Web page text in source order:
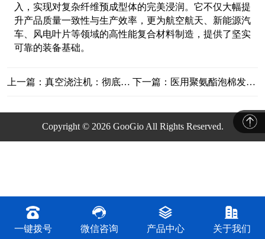
入，实现对复杂纤维预成型体的完美浸润。它不仅大幅提
升产品质量一致性与生产效率，更为航空航天、新能源汽
车、风电叶片等领域的高性能复合材料制造，提供了坚实
可靠的装备基础。
上一篇：真空浇注机：彻底消除胶水里的气泡 下一篇：医用聚氨酯泡棉发泡机：为高端医疗材料而生的精密装备
Copyright © 2026 GooGio All Rights Reserved.
一键拨号 微信咨询 产品中心 关于我们